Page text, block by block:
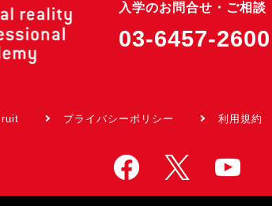
入学のお問合せ・ご相談
03-6457-2600
プライバシーポリシー 利用規約